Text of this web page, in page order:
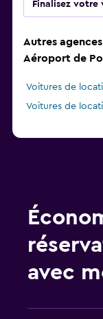
Finalisez votre
Autres
Aéroport de
Voitures de
Voitures de
avec